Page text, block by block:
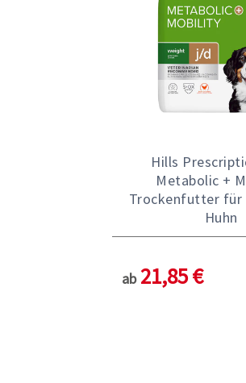
Hills
Metabolic +
Trockenfutter für
Huhn
ab 21,85 €